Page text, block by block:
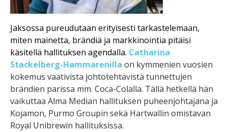
Jaksossa pureudutaan erityisesti tarkastelemaan,
miten mainetta, brändiä ja markkinointia pitäisi
käsitellä hallituksen agendalla. Catharina
Stackelberg-Hammarenilla on kymmenien vuosien
kokemus vaativista johtotehtävistä tunnettujen
brändien parissa mm. Coca-Colalla. Tällä hetkellä hän
vaikuttaa Alma Median hallituksen puheenjohtajana ja
Kojamon, Purmo Groupin sekä Hartwallin omistavan
Royal Unibrewin hallituksissa.